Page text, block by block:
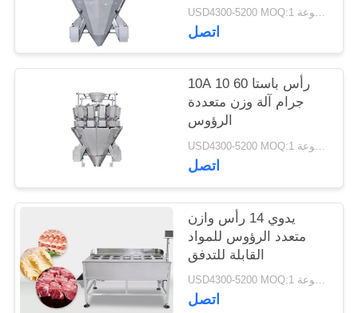
USD4300-5200 MOQ:1 مجموعة
اتصل
10A 10 رأس باستا 60
جرام آلة وزن متعددة
الرؤوس
USD4300-5200 MOQ:1 مجموعة
اتصل
يدوي 14 رأس وازن
متعدد الرؤوس للمواد
القابلة للتدفق
USD4300-5200 MOQ:1 مجموعة
اتصل